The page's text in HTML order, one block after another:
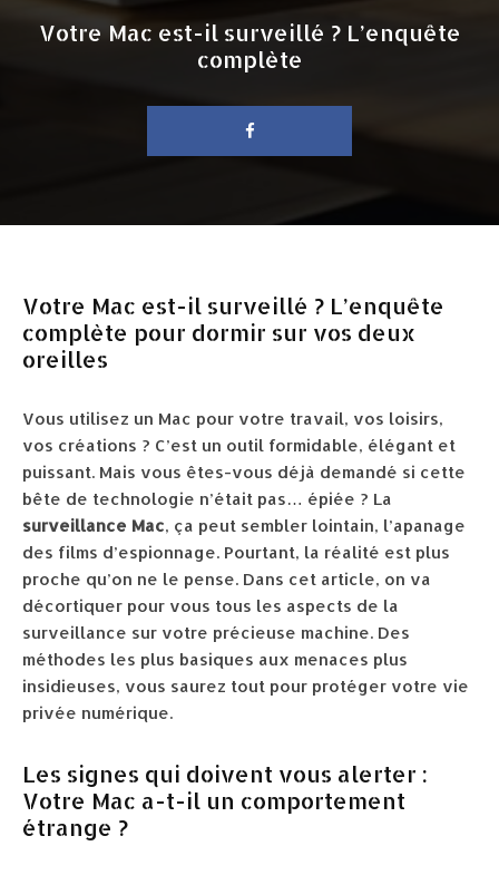
Votre Mac est-il surveillé ? L’enquête
complète
Votre Mac est-il surveillé ? L’enquête
complète pour dormir sur vos deux
oreilles
Vous utilisez un Mac pour votre travail, vos loisirs,
vos créations ? C’est un outil formidable, élégant et
puissant. Mais vous êtes-vous déjà demandé si cette
bête de technologie n’était pas… épiée ? La
surveillance Mac, ça peut sembler lointain, l’apanage
des films d’espionnage. Pourtant, la réalité est plus
proche qu’on ne le pense. Dans cet article, on va
décortiquer pour vous tous les aspects de la
surveillance sur votre précieuse machine. Des
méthodes les plus basiques aux menaces plus
insidieuses, vous saurez tout pour protéger votre vie
privée numérique.
Les signes qui doivent vous alerter :
Votre Mac a-t-il un comportement
étrange ?